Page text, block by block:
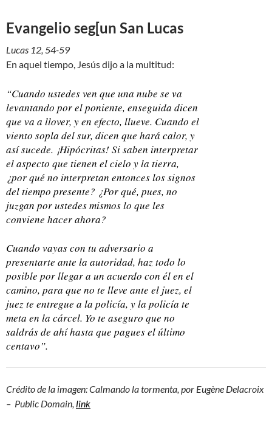
Evangelio seg[un San Lucas
Lucas 12, 54-59
En aquel tiempo, Jesús dijo a la multitud:
“Cuando ustedes ven que una nube se va
levantando por el poniente, enseguida dicen
que va a llover, y en efecto, llueve. Cuando el
viento sopla del sur, dicen que hará calor, y
así sucede. ¡Hipócritas! Si saben interpretar
el aspecto que tienen el cielo y la tierra,
¿por qué no interpretan entonces los signos
del tiempo presente? ¿Por qué, pues, no
juzgan por ustedes mismos lo que les
conviene hacer ahora?
Cuando vayas con tu adversario a
presentarte ante la autoridad, haz todo lo
posible por llegar a un acuerdo con él en el
camino, para que no te lleve ante el juez, el
juez te entregue a la policía, y la policía te
meta en la cárcel. Yo te aseguro que no
saldrás de ahí hasta que pagues el último
centavo”.
Crédito de la imagen: Calmando la tormenta, por Eugène Delacroix
– Public Domain, link